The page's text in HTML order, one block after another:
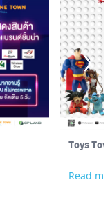
Toys
Read